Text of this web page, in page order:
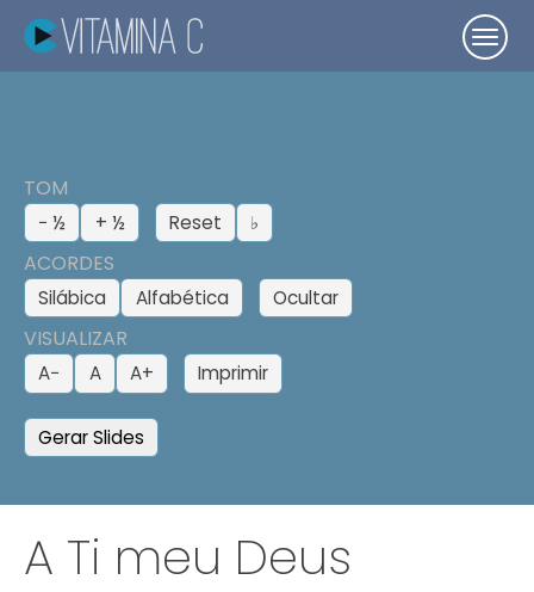
TOM
− ½ + ½ Reset ♭
ACORDES
Silábica Alfabética Ocultar
VISUALIZAR
A− A A+ Imprimir
Gerar Slides
A Ti meu Deus